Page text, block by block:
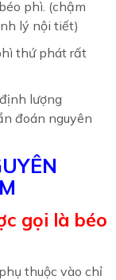
phì. (chậm
lý nội tiết)
thứ phát rất
lượng
đoán nguyên
gọi là béo
thuộc vào chỉ